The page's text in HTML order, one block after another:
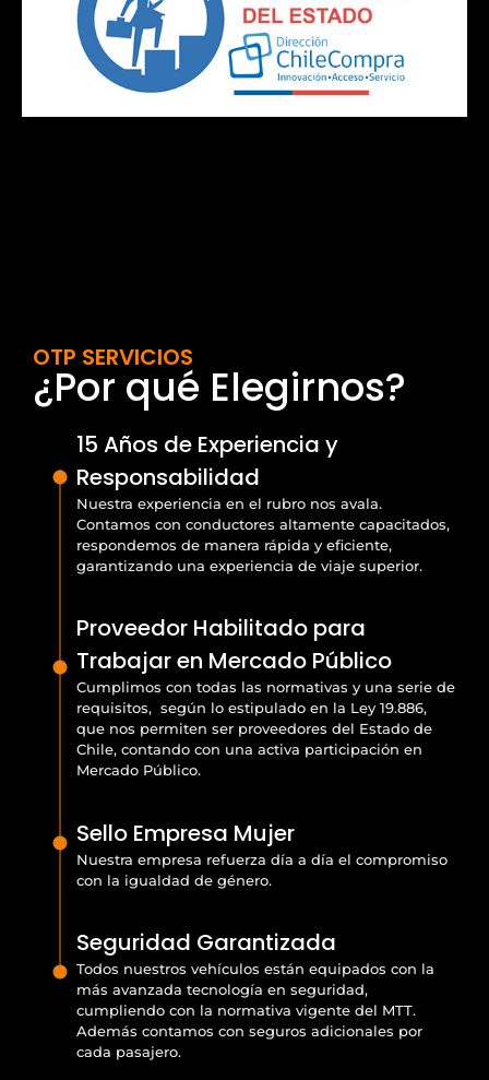
OTP SERVICIOS
¿Por qué Elegirnos?
15 Años de Experiencia y
Responsabilidad
Nuestra experiencia en el rubro nos avala.
Contamos con conductores altamente capacitados,
respondemos de manera rápida y eficiente,
garantizando una experiencia de viaje superior.
Proveedor Habilitado para
Trabajar en Mercado Público
Cumplimos con todas las normativas y una serie de
requisitos, según lo estipulado en la Ley 19.886,
que nos permiten ser proveedores del Estado de
Chile, contando con una activa participación en
Mercado Público.
Sello Empresa Mujer
Nuestra empresa refuerza día a día el compromiso
con la igualdad de género.
Seguridad Garantizada
Todos nuestros vehículos están equipados con la
más avanzada tecnología en seguridad,
cumpliendo con la normativa vigente del MTT.
Además contamos con seguros adicionales por
cada pasajero.